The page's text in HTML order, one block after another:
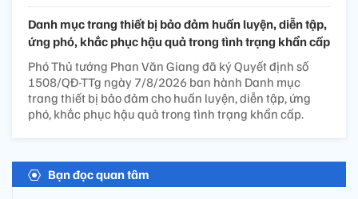
Danh mục trang thiết bị bảo đảm huấn luyện, diễn tập,
ứng phó, khắc phục hậu quả trong tình trạng khẩn cấp
Phó Thủ tướng Phan Văn Giang đã ký Quyết định số
1508/QĐ-TTg ngày 7/8/2026 ban hành Danh mục
trang thiết bị bảo đảm cho huấn luyện, diễn tập, ứng
phó, khắc phục hậu quả trong tình trạng khẩn cấp.
Bạn đọc quan tâm